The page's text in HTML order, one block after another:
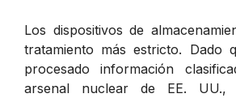
Los dispositivos de
tratamiento más estricto. Dado
procesado información
arsenal nuclear de EE.